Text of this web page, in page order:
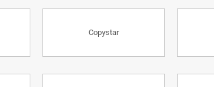
Copystar